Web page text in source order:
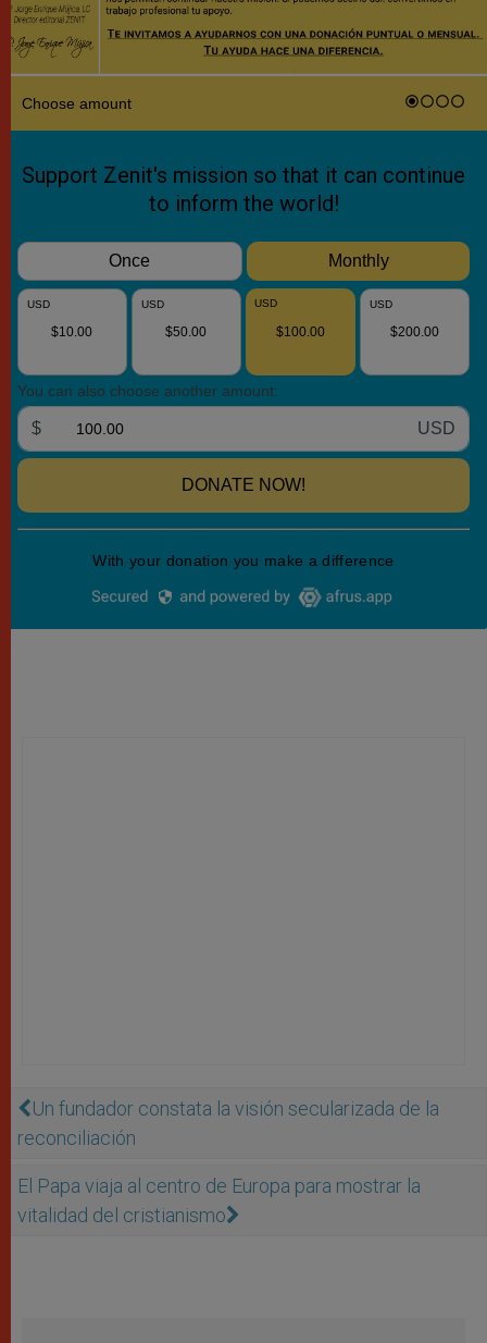
Un fundador constata la visión secularizada de la
reconciliación
El Papa viaja al centro de Europa para mostrar la
vitalidad del cristianismo